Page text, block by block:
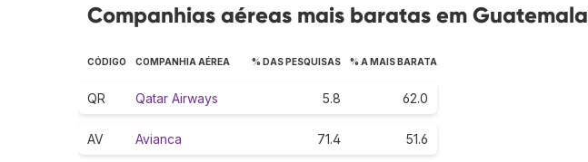
Companhias aéreas mais baratas em Guatemala
CÓDIGO COMPANHIA AÉREA % DAS PESQUISAS % A MAIS BARATA
QR Qatar Airways 5.8 62.0
AV Avianca 71.4 51.6